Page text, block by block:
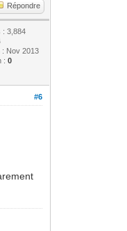
Répondre
: 3,884
: Nov 2013
:0
#6